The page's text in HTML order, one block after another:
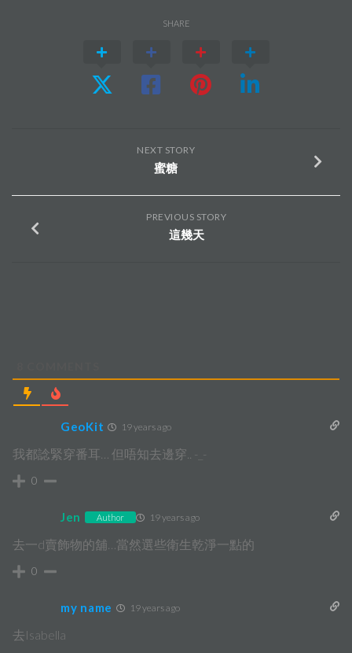
SHARE
NEXT STORY
蜜糖
PREVIOUS STORY
這幾天
GeoKit 19 years ago
我都諗緊穿番耳… 但唔知去邊穿.. -_-
0
Jen Author 19 years ago
去一d賣飾物的舖…當然選些衛生乾淨一點的
0
my name 19 years ago
去Isabella